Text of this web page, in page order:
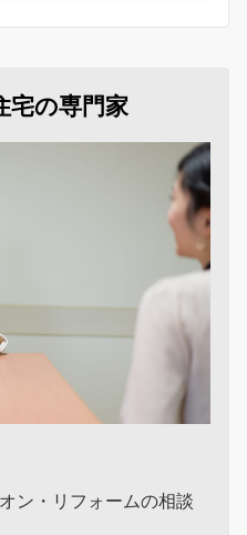
宅の専門家
ン・リフォームの相談